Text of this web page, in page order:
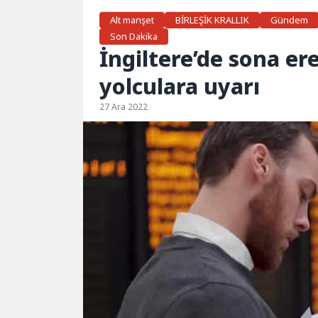
Alt manşet
BİRLEŞİK KRALLIK Gündem
Son Dakika
İngiltere’de sona
yolculara uyarı
27 Ara 2022